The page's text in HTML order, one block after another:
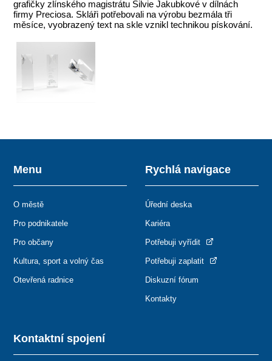
grafičky zlínského magistrátu Silvie Jakubkové v dílnách
firmy Preciosa. Skláři potřebovali na výrobu bezmála tři
měsíce, vyobrazený text na skle vznikl technikou pískování.
Kontaktní spojení
Menu
O městě
Pro podnikatele
Pro občany
Kultura, sport a volný čas
Otevřená radnice
Rychlá navigace
Úřední deska
Kariéra
Potřebuji vyřídit
Potřebuji zaplatit
Diskuzní fórum
Kontakty